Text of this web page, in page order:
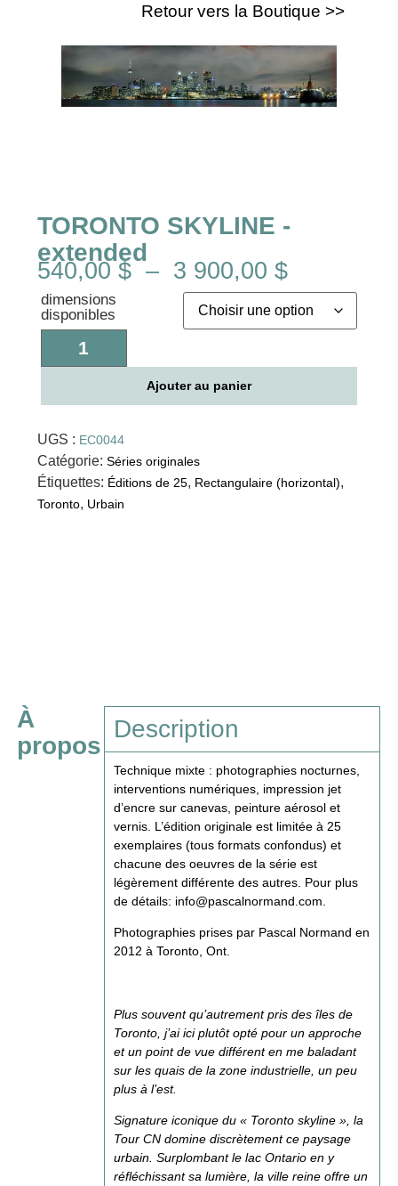
Retour vers la Boutique >>
TORONTO SKYLINE -
extended
540,00 $ – 3 900,00 $
dimensions
disponibles
Ajouter au panier
UGS : EC0044
Catégorie: Séries originales
Étiquettes: Éditions de 25, Rectangulaire (horizontal),
Toronto, Urbain
À
propos
Description
Technique mixte : photographies nocturnes,
interventions numériques, impression jet
d’encre sur canevas, peinture aérosol et
vernis. L’édition originale est limitée à 25
exemplaires (tous formats confondus) et
chacune des oeuvres de la série est
légèrement différente des autres. Pour plus
de détails: info@pascalnormand.com
Photographies prises par Pascal Normand en
2012 à Toronto, Ont.
Plus souvent qu’autrement pris des îles de
Toronto, j’ai ici plutôt opté pour un approche
et un point de vue différent en me baladant
sur les quais de la zone industrielle, un peu
plus à l’est.
Signature iconique du « Toronto skyline », la
Tour CN domine discrètement ce paysage
urbain. Surplombant le lac Ontario en y
réfléchissant sa lumière, la ville reine offre un